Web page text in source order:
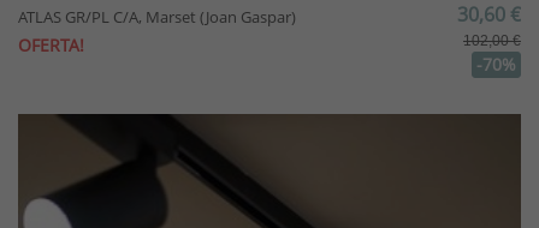
ATLAS GR/PL C/A, Marset (Joan Gaspar)
OFERTA!
30,60 €
102,00 €
-70%